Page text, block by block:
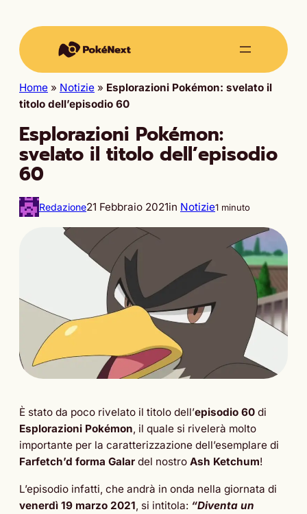
Home » Notizie » Esplorazioni Pokémon: svelato il
titolo dell’episodio 60
Esplorazioni Pokémon:
svelato il titolo dell’episodio
60
Redazione21 Febbraio 2021in Notizie1 minuto
È stato da poco rivelato il titolo dell’episodio 60 di
Esplorazioni Pokémon, il quale si rivelerà molto
importante per la caratterizzazione dell’esemplare di
Farfetch’d forma Galar del nostro Ash Ketchum!
L’episodio infatti, che andrà in onda nella giornata di
venerdì 19 marzo 2021, si intitola: “Diventa un